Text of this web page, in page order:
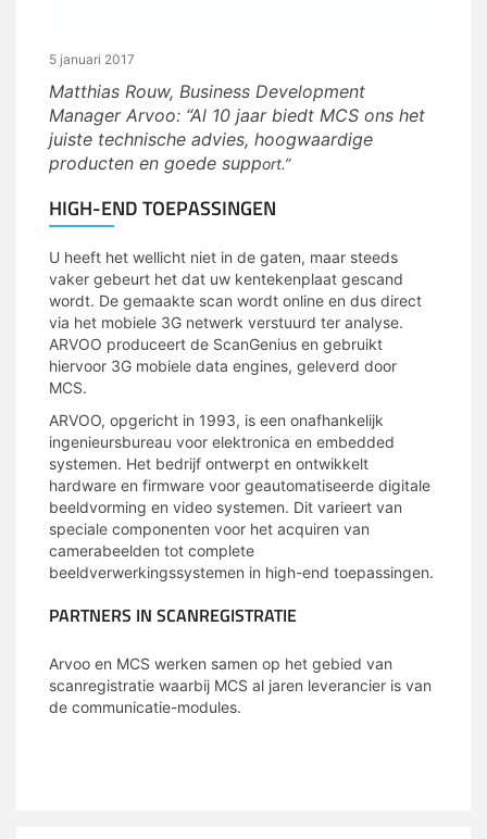
5 januari 2017
Matthias Rouw, Business Development
Manager Arvoo: “Al 10 jaar biedt MCS ons het
juiste technische advies, hoogwaardige
producten en goede support.”
HIGH-END TOEPASSINGEN
U heeft het wellicht niet in de gaten, maar steeds
vaker gebeurt het dat uw kentekenplaat gescand
wordt. De gemaakte scan wordt online en dus direct
via het mobiele 3G netwerk verstuurd ter analyse.
ARVOO produceert de ScanGenius en gebruikt
hiervoor 3G mobiele data engines, geleverd door
MCS.
ARVOO, opgericht in 1993, is een onafhankelijk
ingenieursbureau voor elektronica en embedded
systemen. Het bedrijf ontwerpt en ontwikkelt
hardware en firmware voor geautomatiseerde digitale
beeldvorming en video systemen. Dit varieert van
speciale componenten voor het acquiren van
camerabeelden tot complete
beeldverwerkingssystemen in high-end toepassingen.
PARTNERS IN SCANREGISTRATIE
Arvoo en MCS werken samen op het gebied van
scanregistratie waarbij MCS al jaren leverancier is van
de communicatie-modules.